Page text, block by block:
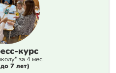
курс
за 4 мес.
7 лет)